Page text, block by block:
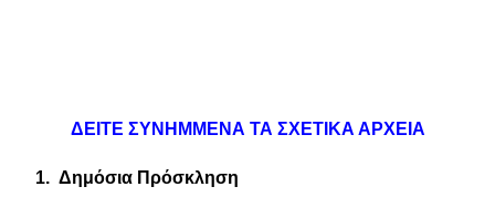
ΔΕΙΤΕ ΣΥΝΗΜΜΕΝΑ ΤΑ ΣΧΕΤΙΚΑ ΑΡΧΕΙΑ
1. Δημόσια Πρόσκληση